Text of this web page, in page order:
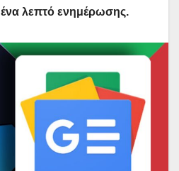
ένα λεπτό ενημέρωσης.